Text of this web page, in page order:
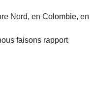
Nord, en Colombie, en
faisons rapport